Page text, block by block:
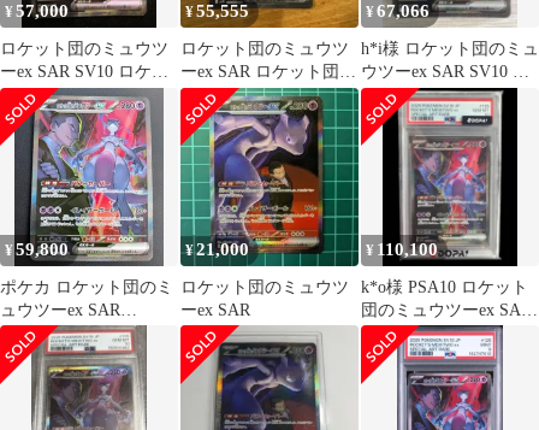
¥57,000
ロケット団のミュウツ
ーex SAR SV10 ロケッ
ト団の栄光 125/098
¥55,555
ロケット団のミュウツ
ーex SAR ロケット団の
栄光 125/098 SV10
¥67,066
h*i様 ロケット団のミュ
ウツーex SAR SV10 ロ
ケット団の栄光 125
¥59,800
ポケカ ロケット団のミ
ュウツーex SAR
{125/098} SV10
¥21,000
ロケット団のミュウツ
ーex SAR
¥ 110,100
k*o様 PSA10 ロケット
団のミュウツーex SAR
メルカリ最安値